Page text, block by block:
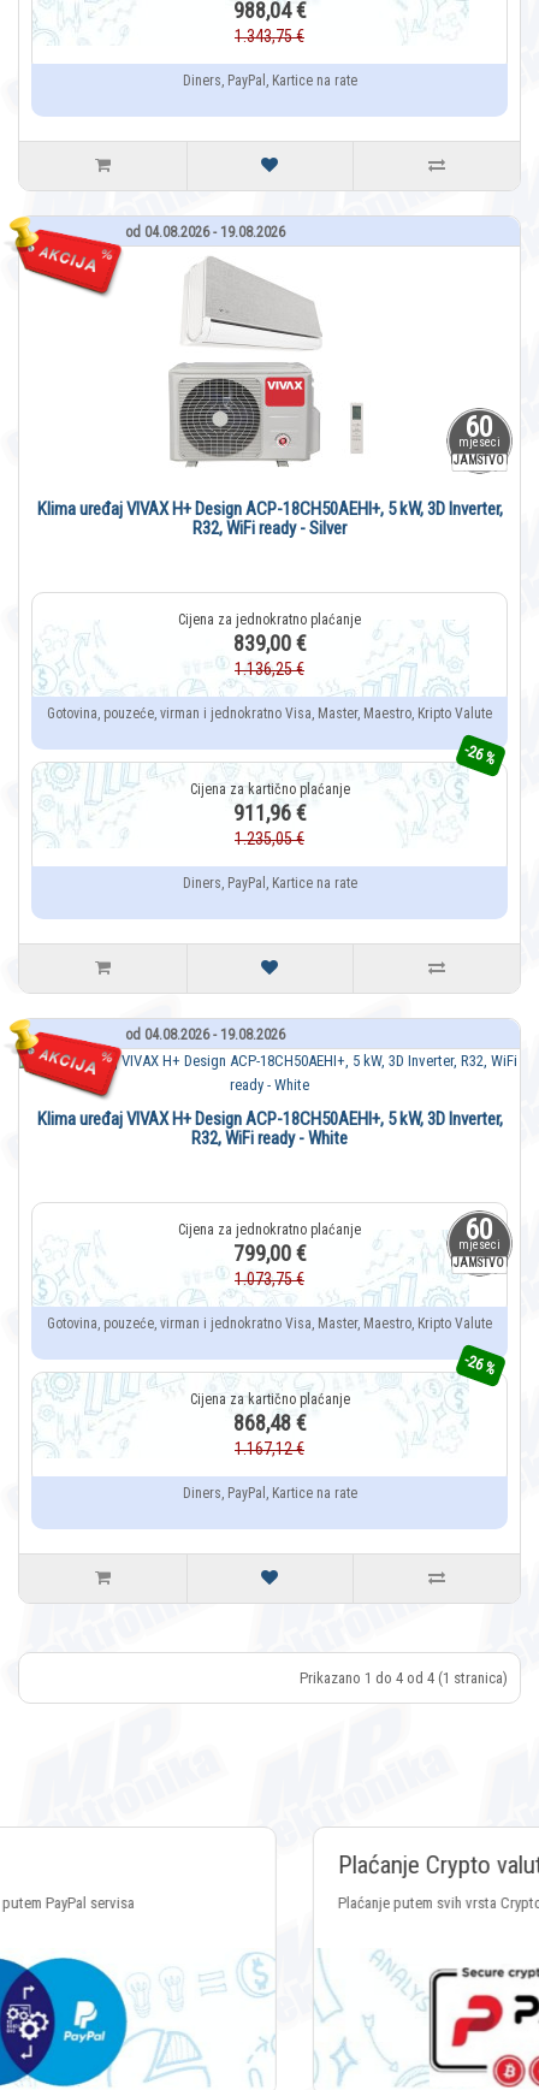
988,04 €
1.343,75 €
Diners, PayPal, Kartice na rate
od 04.08.2026 - 19.08.2026
60
mjeseci
JAMSTVO
Klima uređaj VIVAX H+ Design ACP-18CH50AEHI+, 5 kW, 3D Inverter,
R32, WiFi ready - Silver
839,00 €
1.136,25 €
Gotovina, pouzeće, virman i jednokratno Visa, Master, Maestro, Kripto Valute
-26 %
911,96 €
1.235,05 €
Diners, PayPal, Kartice na rate
od 04.08.2026 - 19.08.2026
60
mjeseci
JAMSTVO
Klima uređaj VIVAX H+ Design ACP-18CH50AEHI+, 5 kW, 3D Inverter,
R32, WiFi ready - White
799,00 €
1.073,75 €
Gotovina, pouzeće, virman i jednokratno Visa, Master, Maestro, Kripto Valute
-26 %
868,48 €
1.167,12 €
Diners, PayPal, Kartice na rate
Prikazano 1 do 4 od 4 (1 stranica)
Plaćanje putem svih vrsta Crypto valuta